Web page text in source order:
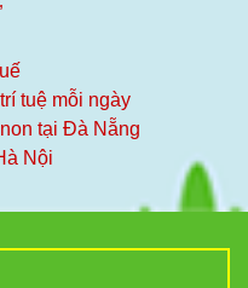
tuệ mỗi ngày
tại Đà Nẵng
Nội